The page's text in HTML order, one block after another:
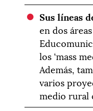
Sus líneas
en dos
los ‘mass
Además,
varios
medio rural